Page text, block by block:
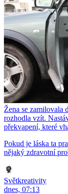
Žena se zamilovala
rozhodla vzít.
překvapení, které
Pokud je láska ta
nějaký zdravotní
Světkreativity
dnes, 07:13